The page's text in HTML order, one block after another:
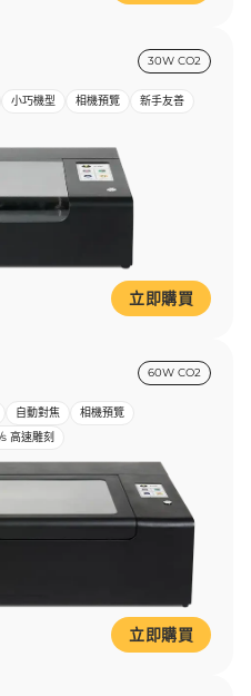
30W CO2
小巧機型 相機預覽 新手友善
立即購買
60W CO2
自動對焦
相機預覽
高速雕刻
立即購買